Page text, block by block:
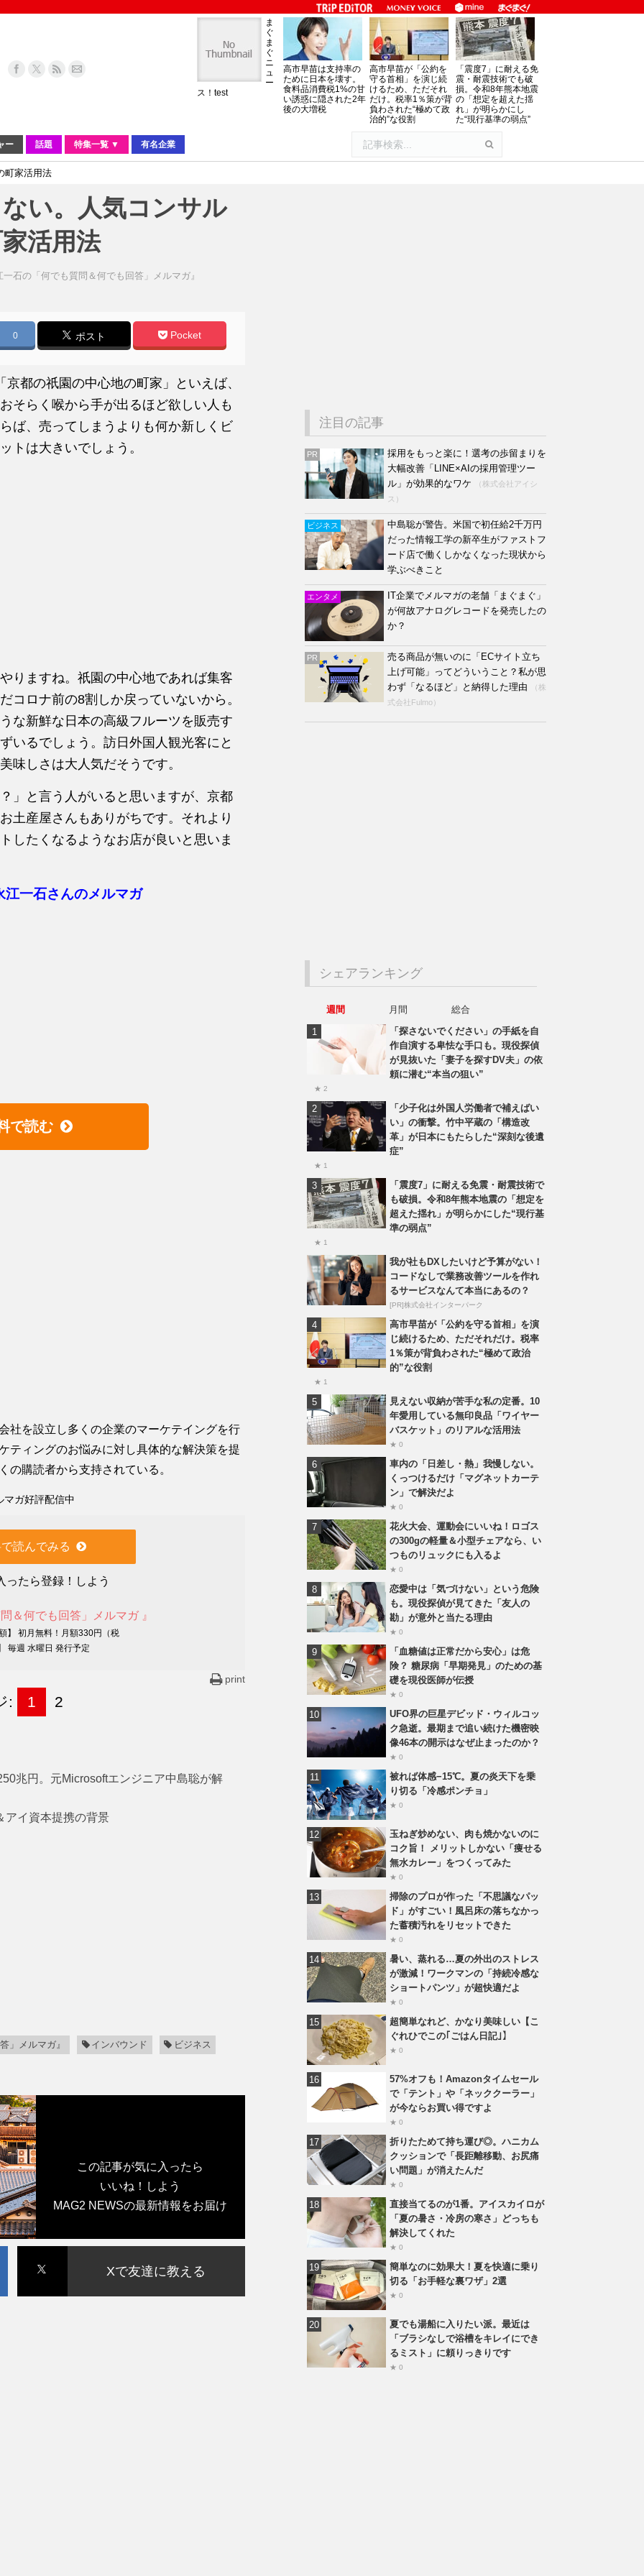
ま
ぐ
ま
ぐ
ニ
ュ
ー
ス！test
高市早苗は支持率の
ために日本を壊す。
食料品消費税1%の甘
い誘惑に隠された2年
後の大増税
高市早苗が「公約を
守る首相」を演じ続
けるため、ただそれ
だけ。税率1％策が背
負わされた“極めて政
治的”な役割
「震度7」に耐える免
震・耐震技術でも破
損。令和8年熊本地震
の「想定を超えた揺
れ」が明らかにし
た“現行基準の弱点”
ー 話題 特集一覧 ▼ 有名企業
町家活用法
い。人気コンサル
活用法
石の「何でも質問＆何でも回答」メルマガ』
0 ポスト Pocket
都の祇園の中心地の町家」といえば、
そらく喉から手が出るほど欲しい人も
ば、売ってしまうよりも何か新しくビ
トは大きいでしょう。
りますね。祇園の中心地であれば集客
コロナ前の8割しか戻っていないから。
な新鮮な日本の高級フルーツを販売す
いるでしょう。訪日外国人観光客にと
味しさは大人気だそうです。
」と言う人がいると思いますが、京都
土産屋さんもありがちです。それより
したくなるようなお店が良いと思いま
江一石さんのメルマガ
で読む
社を設立し多くの企業のマーケテイングを行
ティングのお悩みに対し具体的な解決策を提
の購読者から支持されている。
マガ好評配信中
読んでみる
ったら登録！しよう
＆何でも回答」メルマガ 』
】 初月無料！月額330円（税
毎週 水曜日 発行予定
print
: 1 2
兆円。元Microsoftエンジニア中島聡が解
アイ資本提携の背景
」メルマガ』 インバウンド ビジネス
この記事が気に入ったら
いいね！しよう
MAG2 NEWSの最新情報をお届け
Xで友達に教える
注目の記事
PR
採用をもっと楽に！選考の歩留まりを
大幅改善「LINE×AIの採用管理ツー
ル」が効果的なワケ
（株式会社アイシ
ス）
ビジネス
中島聡が警告。米国で初任給2千万円
だった情報工学の新卒生がファストフ
ード店で働くしかなくなった現状から
学ぶべきこと
エンタメ
IT企業でメルマガの老舗「まぐまぐ」
が何故アナログレコードを発売したの
か？
PR
売る商品が無いのに「ECサイト立ち
上げ可能」ってどういうこと？私が思
わず「なるほど」と納得した理由
（株
式会社Fulmo）
シェアランキング
週間 月間
総合
「探さないでください」の手紙を自
作自演する卑怯な手口も。現役探偵
が見抜いた「妻子を探すDV夫」の依
頼に潜む“本当の狙い”
★ 2
「少子化は外国人労働者で補えばい
い」の衝撃。竹中平蔵の「構造改
革」が日本にもたらした“深刻な後遺
症”
★ 1
「震度7」に耐える免震・耐震技術で
も破損。令和8年熊本地震の「想定を
超えた揺れ」が明らかにした“現行基
準の弱点”
★ 1
我が社もDXしたいけど予算がない！
コードなしで業務改善ツールを作れ
るサービスなんて本当にあるの？
[PR]株式会社インターパーク
高市早苗が「公約を守る首相」を演
じ続けるため、ただそれだけ。税率
1％策が背負わされた“極めて政治
的”な役割
★ 1
見えない収納が苦手な私の定番。10
年愛用している無印良品「ワイヤー
バスケット」のリアルな活用法
★ 0
車内の「日差し・熱」我慢しない。
くっつけるだけ「マグネットカーテ
ン」で解決だよ
★ 0
花火大会、運動会にいいね！ロゴス
の300gの軽量＆小型チェアなら、い
つものリュックにも入るよ
★ 0
恋愛中は「気づけない」という危険
も。現役探偵が見てきた「友人の
勘」が意外と当たる理由
★ 0
「血糖値は正常だから安心」は危
険？ 糖尿病「早期発見」のための基
礎を現役医師が伝授
★ 0
UFO界の巨星デビッド・ウィルコッ
ク急逝。最期まで追い続けた機密映
像46本の開示はなぜ止まったのか？
★ 0
被れば体感−15℃。夏の炎天下を乗
り切る「冷感ポンチョ」
★ 0
玉ねぎ炒めない、肉も焼かないのに
コク旨！ メリットしかない「痩せる
無水カレー」をつくってみた
★ 0
掃除のプロが作った「不思議なパッ
ド」がすごい！風呂床の落ちなかっ
た蓄積汚れをリセットできた
★ 0
暑い、蒸れる…夏の外出のストレス
が激減！ワークマンの「持続冷感な
ショートパンツ」が超快適だよ
★ 0
超簡単なれど、かなり美味しい【こ
ぐれひでこの｢ごはん日記｣】
★ 0
57%オフも！Amazonタイムセール
で「テント」や「ネッククーラー」
が今ならお買い得ですよ
★ 0
折りたためて持ち運び◎。ハニカム
クッションで「長距離移動、お尻痛
い問題」が消えたんだ
★ 0
直接当てるのが1番。アイスカイロが
「夏の暑さ・冷房の寒さ」どっちも
解決してくれた
★ 0
簡単なのに効果大！夏を快適に乗り
切る「お手軽な裏ワザ」2選
★ 0
夏でも湯船に入りたい派。最近は
「ブラシなしで浴槽をキレイにでき
るミスト」に頼りっきりです
★ 0